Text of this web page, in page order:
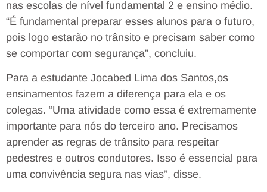
nas escolas de nível fundamental 2 e ensino médio.
“É fundamental preparar esses alunos para o futuro,
pois logo estarão no trânsito e precisam saber como
se comportar com segurança”, concluiu.
Para a estudante Jocabed Lima dos Santos,os
ensinamentos fazem a diferença para ela e os
colegas. “Uma atividade como essa é extremamente
importante para nós do terceiro ano. Precisamos
aprender as regras de trânsito para respeitar
pedestres e outros condutores. Isso é essencial para
uma convivência segura nas vias”, disse.